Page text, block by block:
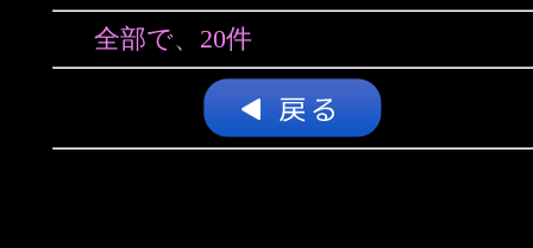
全部で、20件